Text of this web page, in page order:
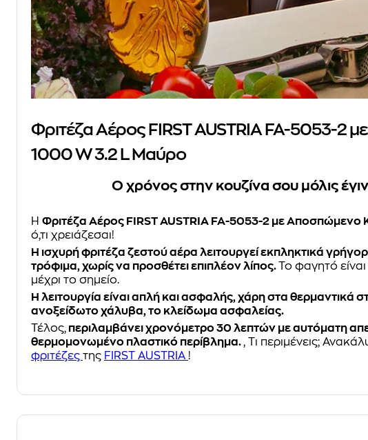
Φριτέζα Αέρος FIRST AUSTRIA FA-5053-2
1000 W 3.2 L Μαύρο
Ο χρόνος στην κουζίνα σου μόλις
Η Φριτέζα Αέρος FIRST AUSTRIA FA-5053-2 με
ό,τι χρειάζεσαι!
Η ισχυρή φριτέζα ζεστού αέρα λειτουργεί εκπληκτικά
τρόφιμα, χωρίς να προσθέτει επιπλέον λίπος.Το φαγητό
μέχρι το σημείο.
Η λειτουργία είναι απλή και ασφαλής, χάρη στα θερμαντικά
ανοξείδωτο χάλυβα, το κλείδωμα ασφαλείας.
Τέλος, περιλαμβάνειχρονόμετρο 30 λεπτών με αυτόματη
θερμομονωμένο πλαστικό περίβλημα. , Τι περιμένεις;
φριτέζες της FIRST AUSTRIA !